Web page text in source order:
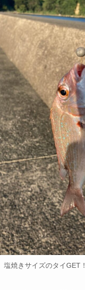
塩焼きサイズのタイGET！